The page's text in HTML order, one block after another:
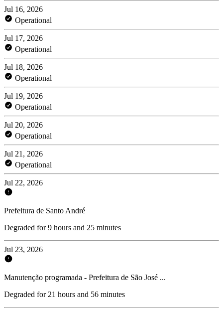
Jul 16, 2026
Operational
Jul 17, 2026
Operational
Jul 18, 2026
Operational
Jul 19, 2026
Operational
Jul 20, 2026
Operational
Jul 21, 2026
Operational
Jul 22, 2026
Prefeitura de Santo André
Degraded for 9 hours and 25 minutes
Jul 23, 2026
Manutenção programada - Prefeitura de São José ...
Degraded for 21 hours and 56 minutes